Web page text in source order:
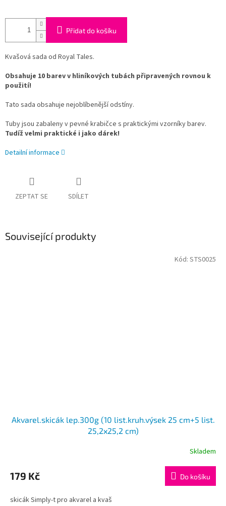
Přidat do košíku
Kvašová sada od Royal Tales.
Obsahuje 10 barev v hliníkových tubách připravených rovnou k
použití!
Tato sada obsahuje nejoblíbenější odstíny.
Tuby jsou zabaleny v pevné krabičce s praktickými vzorníky barev.
Tudíž velmi praktické i jako dárek!
Detailní informace
ZEPTAT SE SDÍLET
Související produkty
Akvarel.skicák lep.300g (10 list.kruh.výsek 25 cm+5 list.
25,2x25,2 cm)
Skladem
179 Kč Do košíku
skicák Simply-t pro akvarel a kvaš
Kód: STS0025